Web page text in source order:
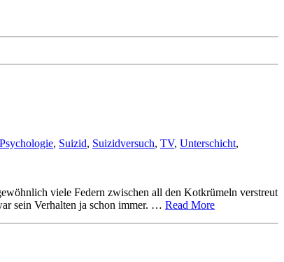
Psychologie, Suizid, Suizidversuch, TV, Unterschicht,
viele Federn zwischen all den Kotkrümeln verstreut
sein Verhalten ja schon immer. … Read More